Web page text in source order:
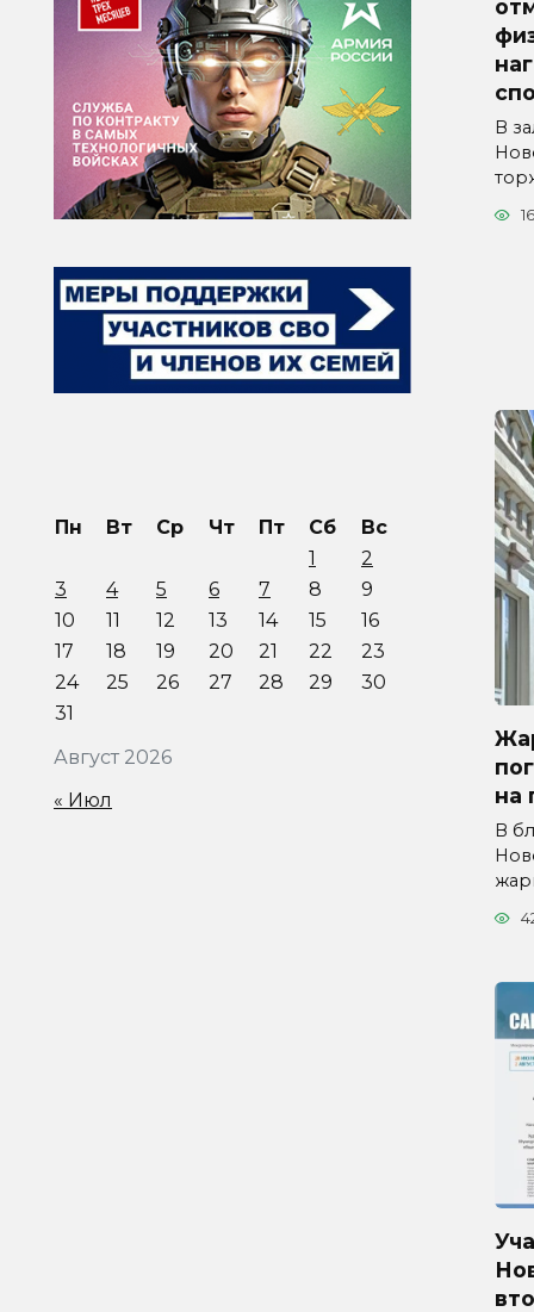
В
16
на
В
Август 2026
Пн Вт Ср Чт Пт Сб
Вс
1
2
3
4 5 6 7 8
9
10
11 12 13 14 15
16
17
18 19 20 21 22
23
24
25 26 27 28 29
30
31
« Июл